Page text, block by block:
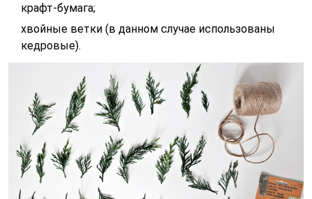
крафт-бумага;
хвойные ветки (в данном случае использованы
кедровые).